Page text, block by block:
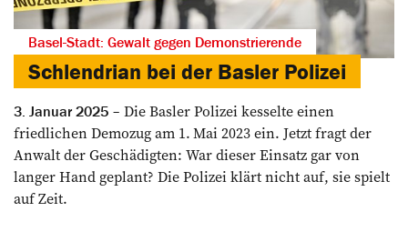
Basel-Stadt: Gewalt gegen Demonstrierende
Schlendrian bei der Basler Polizei
3. Januar 2025
Die Basler Polizei kesselte einen
friedlichen Demozug am 1. Mai 2023 ein. Jetzt fragt der
Anwalt der Geschädigten: War dieser Einsatz gar von
langer Hand geplant? Die Polizei klärt nicht auf, sie spielt
auf Zeit.